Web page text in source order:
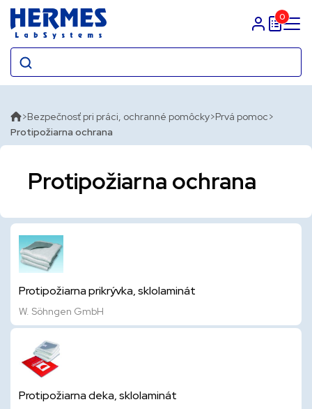
Prihlasit sa
0
Bezpečnosť pri práci, ochranné pomôcky Prvá pomoc
Protipožiarna ochrana
Protipožiarna ochrana
Protipožiarna prikrývka, sklolaminát
W. Söhngen GmbH
Protipožiarna deka, sklolaminát